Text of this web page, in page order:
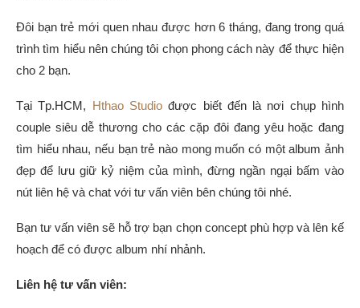
Đôi bạn trẻ mới quen nhau được hơn 6 tháng, đang trong quá
trình tìm hiểu nên chúng tôi chọn phong cách này để thực hiện
cho 2 bạn.
Tại Tp.HCM, Hthao Studiođược biết đến là nơi chụp hình
couple siêu dễ thương cho các cặp đôi đang yêu hoặc đang
tìm hiểu nhau, nếu bạn trẻ nào mong muốn có một album ảnh
đẹp để lưu giữ kỷ niệm của mình, đừng ngần ngại bấm vào
nút liên hệ và chat với tư vấn viên bên chúng tôi nhé.
Bạn tư vấn viên sẽ hỗ trợ bạn chọn concept phù hợp và lên kế
hoạch để có được album nhí nhảnh.
Liên hệ tư vấn viên: